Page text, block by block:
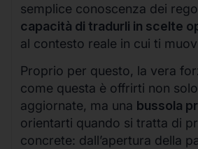
semplice conoscenza dei
capacità di tradurli in scelte
al contesto reale in cui ti
Proprio per questo, la vera
come questa è offrirti non
aggiornate, ma una bussola
orientarti quando si tratta di
concrete: dall’apertura della